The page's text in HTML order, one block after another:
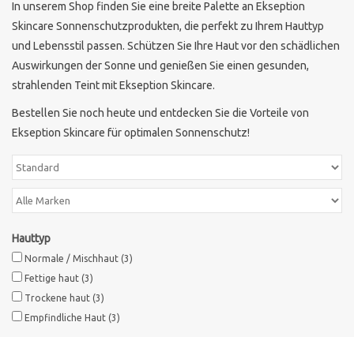
In unserem Shop finden Sie eine breite Palette an Ekseption
Skincare Sonnenschutzprodukten, die perfekt zu Ihrem Hauttyp
und Lebensstil passen. Schützen Sie Ihre Haut vor den schädlichen
Auswirkungen der Sonne und genießen Sie einen gesunden,
strahlenden Teint mit Ekseption Skincare.
Bestellen Sie noch heute und entdecken Sie die Vorteile von
Ekseption Skincare für optimalen Sonnenschutz!
Hauttyp
Normale / Mischhaut (3)
Fettige haut (3)
Trockene haut (3)
Empfindliche Haut (3)